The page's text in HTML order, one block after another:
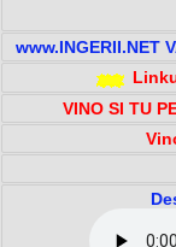
www.INGERII.NET
VINO SI TU